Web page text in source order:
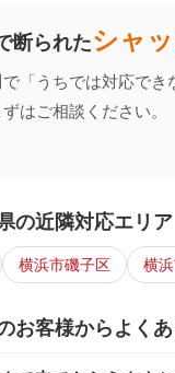
断られたシャ
「うちでは対応で
はご相談ください。
の近隣対応エリア
横浜市磯子区 横
お客様からよく